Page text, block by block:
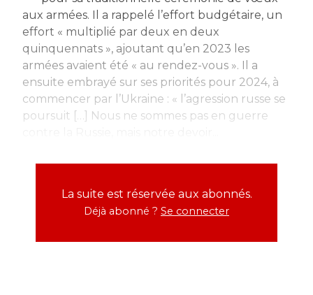
aux armées. Il a rappelé l’effort budgétaire, un
effort « multiplié par deux en deux
quinquennats », ajoutant qu’en 2023 les
armées avaient été « au rendez-vous ». Il a
ensuite embrayé sur ses priorités pour 2024, à
commencer par l’Ukraine : « l’agression russe se
poursuit […] Nous ne sommes pas en guerre
La suite est réservée aux abonnés.
Déjà abonné ? Se connecter